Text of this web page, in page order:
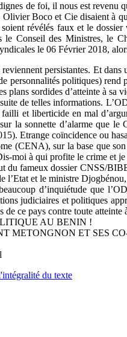
de foi, il nous est
Olivier Boco et Cie disaient à
révélés faux et le
le Conseil des Ministres, le
le 06 Février 2018,
persistantes. Et
personnalités politiques)
plans sordides d’atteinte à sa
de telles informations.
failli et liberticide en mal
la sonnette d’alarme que
Etrange coïncidence ou
(CENA), sur la base que
moi à qui profite le crime et
du fameux dossier CNSS/
l’Etat et le ministre
d’inquiétude que
judiciaires et politiques
de ce pays contre toute
AU BENIN !
METONGNON ET SES
du texte